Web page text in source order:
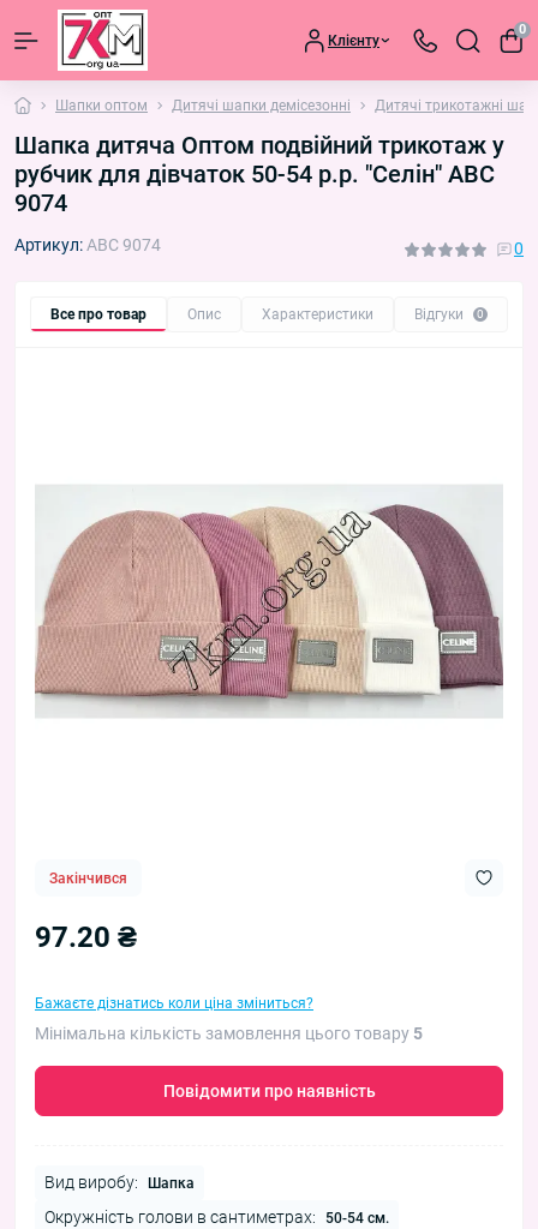
Клієнту
0
Шапки оптом Дитячі шапки демісезонні Дитячі трикотажні
Шапка дитяча Оптом подвійний трикотаж у
рубчик для дівчаток 50-54 р.р. "Селін" ABC
9074
Артикул:ABC 9074 0
Все про товар Опис Характеристики Відгуки 0
Закінчився
97.20 ₴
Бажаєте дізнатись коли ціна зміниться?
Мінімальна кількість замовлення цього товару 5
Повідомити про наявність
Вид виробу: Шапка
Окружність голови в сантиметрах: 50-54 см.